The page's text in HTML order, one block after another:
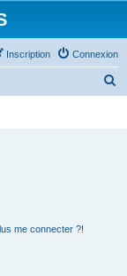
Connexion
Inscription
me connecter ?!